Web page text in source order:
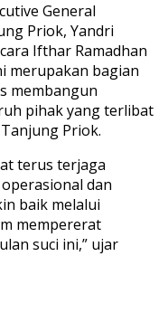
General
Priok, Yandri
Ifthar Ramadhan
merupakan bagian
membangun
pihak yang terlibat
Priok.
terus terjaga
dan
baik melalui
mempererat
suci ini,” ujar